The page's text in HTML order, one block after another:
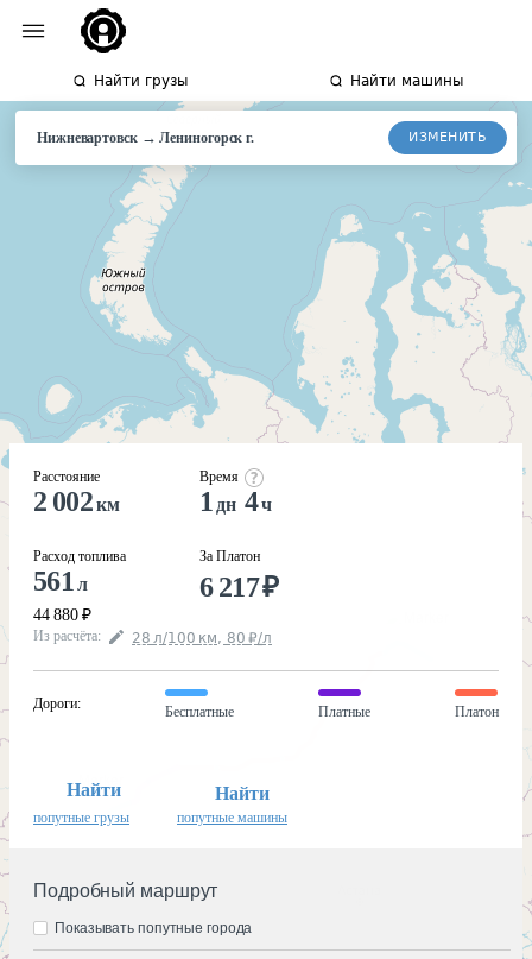
Найти грузы Найти машины
Нижневартовск→Лениногорскг. ИЗМЕНИТЬ
Расстояние
2 002км
Расход топлива
561 л
44 880 ₽
Время
1 дн 4ч
За Платон
6 217₽
Из расчёта: 28 л/100 км, 80 ₽/л
Дороги:
Бесплатные Платные Платон
Найти
попутные грузы
Найти
попутные машины
Подробный маршрут
Показывать попутные города